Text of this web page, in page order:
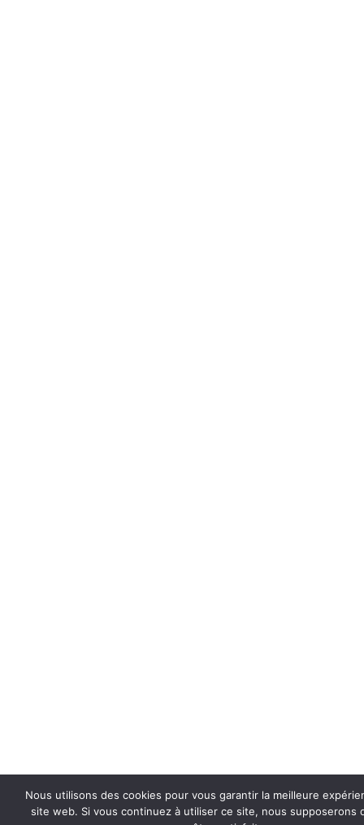
Nous utilisons des cookies pour vous garantir la meilleure
site web. Si vous continuez à utiliser ce site, nous supposerons